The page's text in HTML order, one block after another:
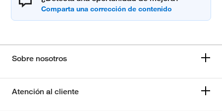
Sobre nosotros
Atención al cliente